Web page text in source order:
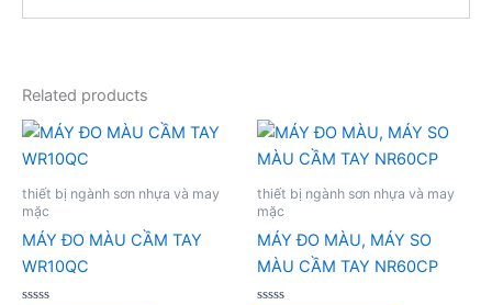
Related products
thiết bị ngành sơn nhựa và may
mặc
MÁY ĐO MÀU CẦM TAY
WR10QC
thiết bị ngành sơn nhựa và may
mặc
MÁY ĐO MÀU, MÁY SO
MÀU CẦM TAY NR60CP